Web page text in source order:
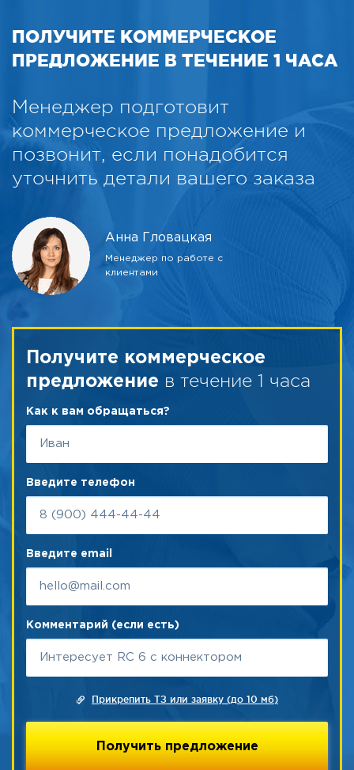
ПОЛУЧИТЕ КОММЕРЧЕСКОЕ
ПРЕДЛОЖЕНИЕ В ТЕЧЕНИЕ 1 ЧАСА
Менеджер подготовит
коммерческое предложение и
позвонит, если понадобится
уточнить детали вашего заказа
Анна Гловацкая
Менеджер по работе с
клиентами
Получите коммерческое
предложение в течение 1 часа
Как к вам обращаться?
Введите телефон
Введите email
Комментарий (если есть)
Прикрепить ТЗ или заявку (до 10 мб)